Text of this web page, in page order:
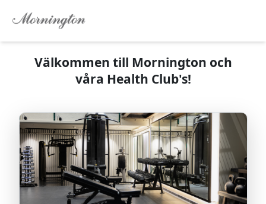
Välkommen till Mornington och
våra Health Club's!